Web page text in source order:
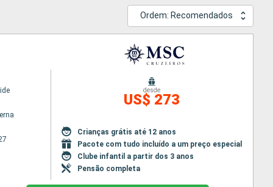
Ordem: Recomendados
desde
US$ 273
Crianças grátis até 12 anos
Pacote com tudo incluído a um preço especial
Clube infantil a partir dos 3 anos
Pensão completa